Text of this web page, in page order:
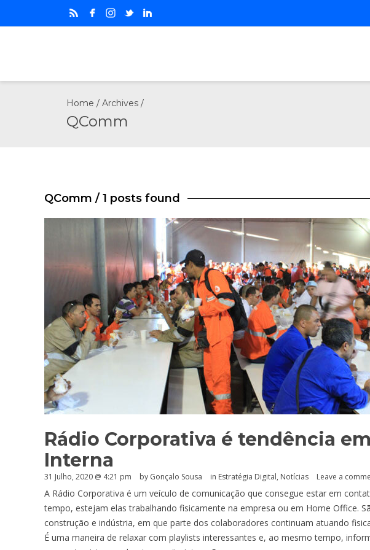
Home / Archives /
QComm
QComm / 1 posts found
Rádio Corporativa é tendência
Interna
31 Julho, 2020 @ 4:21 pm by Gonçalo Sousa in Estratégia Digital, Notícias Leave a
A Rádio Corporativa é um veículo de comunicação que consegue estar em
tempo, estejam elas trabalhando fisicamente na empresa ou em Home Office.
construção e indústria, em que parte dos colaboradores continuam atuando
É uma maneira de relaxar com playlists interessantes e, ao mesmo tempo,